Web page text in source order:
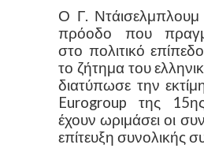
Ο Γ. Ντάισελμπλουμ
πρόοδο που
στο πολιτικό
το ζήτημα του
διατύπωσε την
Eurogroup της
έχουν ωριμάσει οι
επίτευξη συνολικής